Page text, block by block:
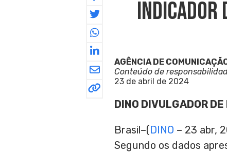
Indicador
AGÊNCIA DE
Conteúdo de
23 de abril de 2024
DINO DIVULGADOR
Brasil–(DINO – 23 abr,
Segundo os dados